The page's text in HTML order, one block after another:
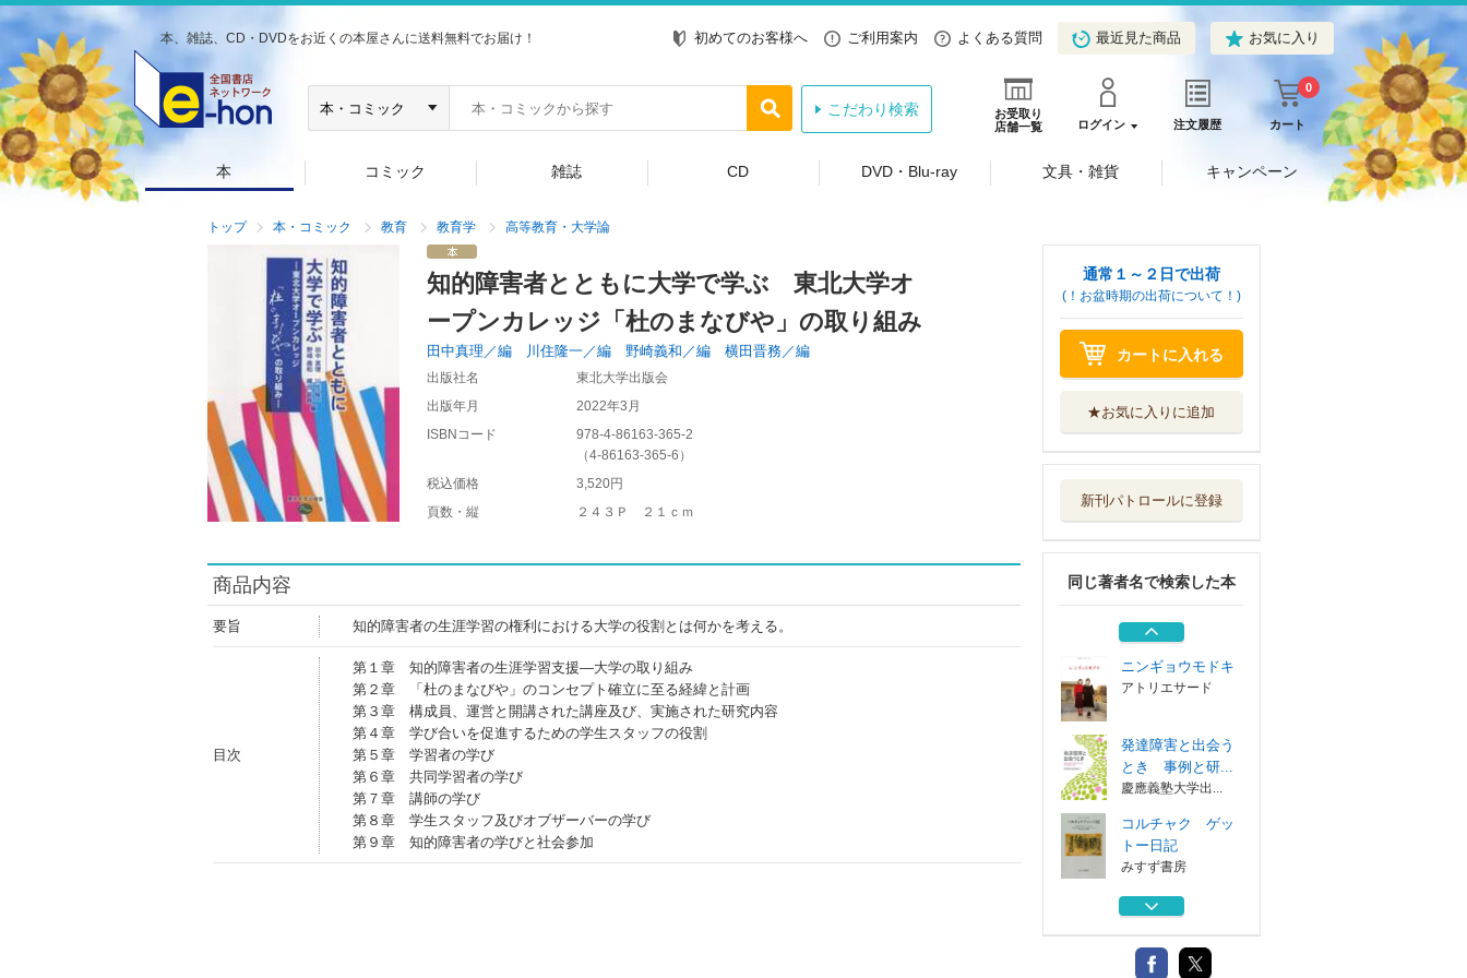
本、雑誌、CD・DVDをお近くの本屋さんに送料無料でお届け！ 初めてのお客様へ ご利用案内 よくある質問 最近見た商品 お気に入り
お受取り
店舗一覧
ログイン 注文履歴 カート
0
こだわり検索
本 コミック 雑誌 CD DVD・Blu-ray 文具・雑貨 キャンペーン
トップ 本・コミック 教育 教育学 高等教育・大学論
知的障害者とともに大学で学ぶ 東北大学オ
ープンカレッジ「杜のまなびや」の取り組み
田中真理／編 川住隆一／編 野崎義和／編 横田晋務／編
出版社名
東北大学出版会
出版年月
2022年3月
ISBNコード
978-4-86163-365-2
（4-86163-365-6 ）
税込価格
3,520円
頁数・縦
２４３Ｐ ２１ｃｍ
商品内容
要旨 知的障害者の生涯学習の権利における大学の役割とは何かを考える。
目次
第１章 知的障害者の生涯学習支援―大学の取り組み
第２章 「杜のまなびや」のコンセプト確立に至る経緯と計画
第３章 構成員、運営と開講された講座及び、実施された研究内容
第４章 学び合いを促進するための学生スタッフの役割
第５章 学習者の学び
第６章 共同学習者の学び
第７章 講師の学び
第８章 学生スタッフ及びオブザーバーの学び
第９章 知的障害者の学びと社会参加
通常１～２日で出荷
(！お盆時期の出荷について！)
カートに入れる
★お気に入りに追加
新刊パトロールに登録
同じ著者名で検索した本
コルチャク ゲッ
トー日記
障害から始まるイ
北大路書房
精神分析とユング
心理学
放送大学教育振...
ニンギョウモドキ
アトリエサード
発達障害と出会う
とき 事例と研...
慶應義塾大学出...
コルチャク ゲッ
トー日記
みすず書房
障害から始まるイ
北大路書房